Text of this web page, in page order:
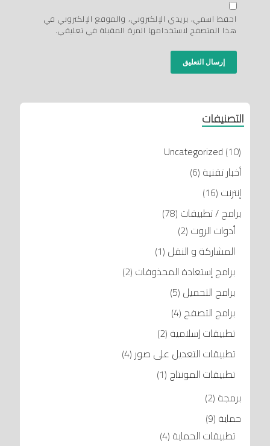
احفظ اسمي، بريدي الإلكتروني، والموقع الإلكتروني في
هذا المتصفح لاستخدامها المرة المقبلة في تعليقي.
التصنيفات
Uncategorized (10)
أخبار تقنية (6)
إنترنت (16)
برامج / تطبيقات (78)
أدوات الروت (2)
المشاركة و النقل (1)
برامج إستعادة المحذوفات (2)
برامج التحميل (5)
برامج التصفح (4)
تطبيقات إسلامية (2)
تطبيقات التعديل على صور (4)
تطبيقات المونتاج (1)
برمجة (2)
حماية (9)
تطبيقات الحماية (4)